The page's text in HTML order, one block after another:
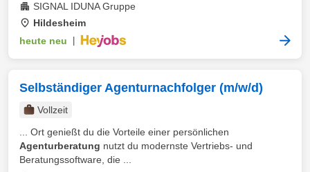
SIGNAL IDUNA Gruppe
Hildesheim
heute neu
Selbständiger Agenturnachfolger (m/w/d)
Vollzeit
... Ort genießt du die Vorteile einer persönlichen
Agenturberatung nutzt du modernste Vertriebs- und
Beratungssoftware, die ...